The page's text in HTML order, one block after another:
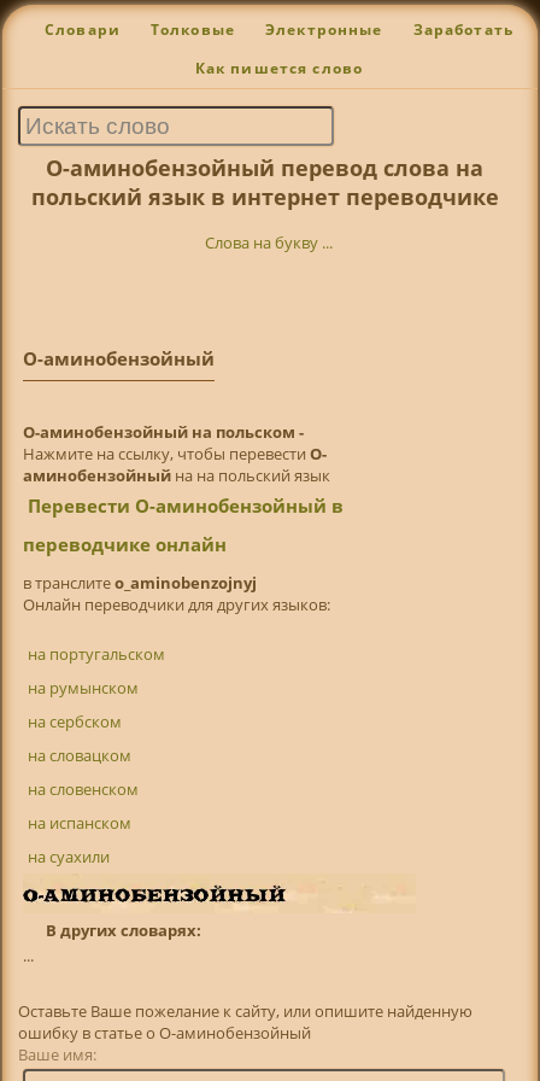
Словари Толковые Электронные Заработать
Как пишется слово
О-аминобензойный перевод слова на
польский язык в интернет переводчике
Слова на букву ...
О-аминобензойный
О-аминобензойный на польском -
Нажмите на ссылку, чтобы перевести О-
аминобензойныйна на польский язык
Перевести О-аминобензойный в
переводчике онлайн
в транслитeo_aminobenzojnyj
Онлайн переводчики для других языков:
на португальском
на румынском
на сербском
на словацком
на словенском
на испанском
на суахили
В других словарях:
...
Оставьте Ваше пожелание к сайту, или опишите найденную
ошибку в статье о О-аминобензойный
Ваше имя: